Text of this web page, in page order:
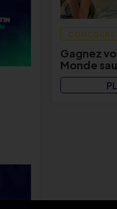
CONCOURS
Gagnez
Monde